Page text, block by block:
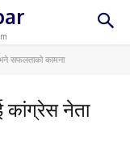
भने सफलताको कामना
कांग्रेस नेता